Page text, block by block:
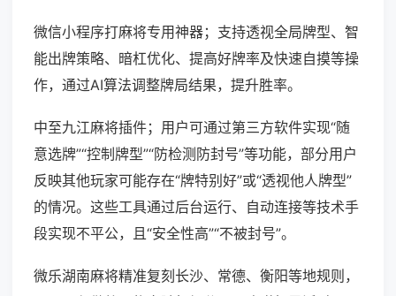
微信小程序打麻将专用神器；支持透视全局牌型、智
能出牌策略、暗杠优化、提高好牌率及快速自摸等操
作，通过AI算法调整牌局结果，提升胜率。
中至九江麻将插件；用户可通过第三方软件实现“随
意选牌”“控制牌型”“防检测防封号”等功能，部分用户
反映其他玩家可能存在“牌特别好”或“透视他人牌型”
的情况。这些工具通过后台运行、自动连接等技术手
段实现不平公，且“安全性高”“不被封号”。
微乐湖南麻将精准复刻长沙、常德、衡阳等地规则，